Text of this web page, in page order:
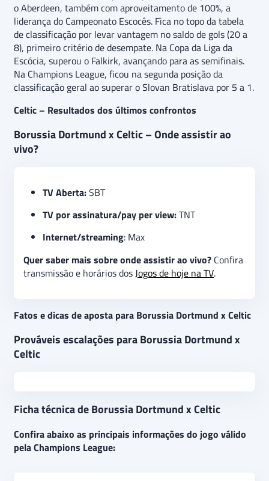
o Aberdeen, também com aproveitamento de 100%, a
liderança do Campeonato Escocês. Fica no topo da tabela
de classificação por levar vantagem no saldo de gols (20 a
8), primeiro critério de desempate. Na Copa da Liga da
Escócia, superou o Falkirk, avançando para as semifinais.
Na Champions League, ficou na segunda posição da
classificação geral ao superar o Slovan Bratislava por 5 a 1.
Celtic – Resultados dos últimos confrontos
Borussia Dortmund x Celtic – Onde assistir ao
vivo?
TV Aberta:SBT
TV por assinatura/pay per view:TNT
Internet/streaming: Max
Quer saber mais sobre onde assistir ao vivo? Confira
transmissão e horários dosJogos de hoje na TV.
Fatos e dicas de aposta para Borussia Dortmund x Celtic
Prováveis escalações para Borussia Dortmund x
Celtic
Ficha técnica de Borussia Dortmund x Celtic
Confira abaixo as principais informações do jogo válido
pela Champions League: